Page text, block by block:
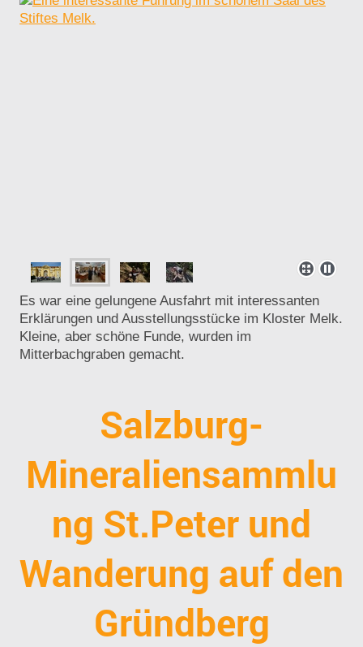
Es war eine gelungene Ausfahrt mit interessanten
Erklärungen und Ausstellungsstücke im Kloster Melk.
Kleine, aber schöne Funde, wurden im
Mitterbachgraben gemacht.
Salzburg-
Mineraliensammlu
ng St.Peter und
Wanderung auf den
Gründberg